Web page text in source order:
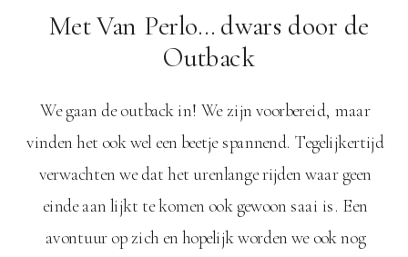
Met Van Perlo… dwars door de
Outback
We gaan de outback in! We zijn voorbereid, maar
vinden het ook wel een beetje spannend. Tegelijkertijd
verwachten we dat het urenlange rijden waar geen
einde aan lijkt te komen ook gewoon saai is. Een
avontuur op zich en hopelijk worden we ook nog